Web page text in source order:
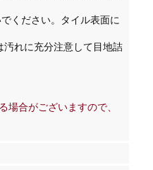
ください。タイル表面に
れに充分注意して目地詰
合がございますので、